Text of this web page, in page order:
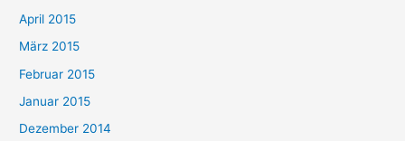
April 2015
März 2015
Februar 2015
Januar 2015
Dezember 2014